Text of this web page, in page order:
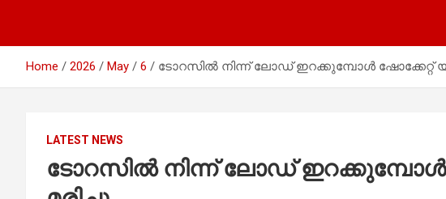
Home 2026 May 6 ടോറസിൽ നിന്ന് ലോഡ് ഇറക്കുമ്പോൾ ഷോക്കേറ്റ്
LATEST NEWS
ടോറസിൽ നിന്ന് ലോഡ് ഇറക്കുമ്പോൾ